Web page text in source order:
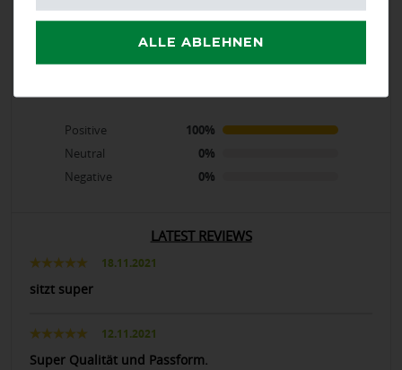
Positive
100%
Neutral
0%
Negative
0%
LATEST REVIEWS
18.11.2021
sitzt super
12.11.2021
Super Qualität und Passform.
ALLE ABLEHNEN